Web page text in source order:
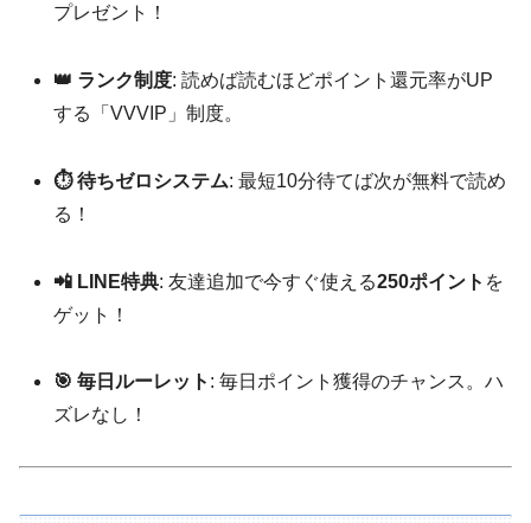
プレゼント！
👑 ランク制度: 読めば読むほどポイント還元率がUP
する「VVVIP」制度。
⏱️ 待ちゼロシステム: 最短10分待てば次が無料で読め
る！
📲 LINE特典: 友達追加で今すぐ使える250ポイント を
ゲット！
🎯 毎日ルーレット : 毎日ポイント獲得のチャンス。ハ
ズレなし！